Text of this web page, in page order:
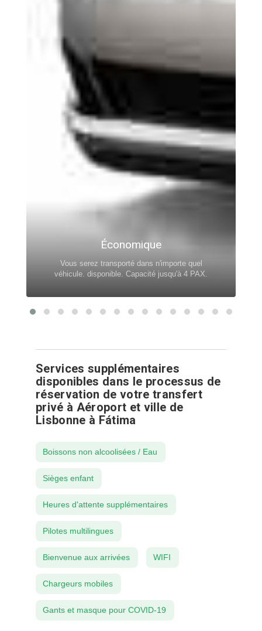
Économique
Vous serez transporté dans n'importe quel
véhicule. disponible. Capacité jusqu'à 4 PAX.
Services supplémentaires
disponibles dans le processus de
réservation de votre transfert
privé à Aéroport et ville de
Lisbonne à Fátima
Boissons non alcoolisées / Eau
Sièges enfant
Heures d'attente supplémentaires
Pilotes multilingues
Bienvenue aux arrivées WIFI
Chargeurs mobiles
Gants et masque pour COVID-19